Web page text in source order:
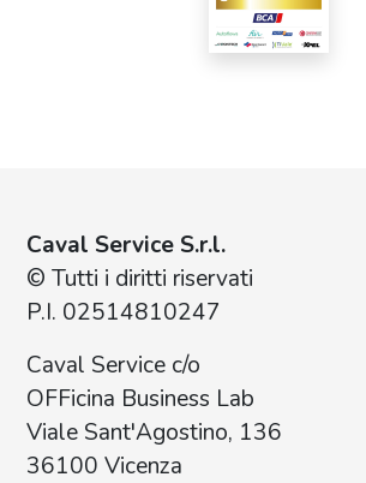
Caval Service S.r.l.
© Tutti i diritti riservati
P.I. 02514810247
Caval Service c/o
OFFicina Business Lab
Viale Sant'Agostino, 136
36100 Vicenza